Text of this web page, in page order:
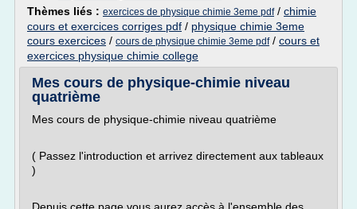
Thèmes liés : exercices de physique chimie 3eme pdf/ chimie
cours et exercices corriges pdf / physique chimie 3eme
cours exercices / cours de physique chimie 3eme pdf/ cours et
exercices physique chimie college
Mes cours de physique-chimie niveau
quatrième
Mes cours de physique-chimie niveau quatrième
( Passez l'introduction et arrivez directement aux tableaux
)